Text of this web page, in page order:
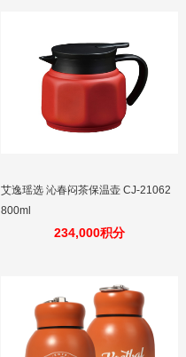
艾逸瑶选 沁春闷茶保温壶 CJ-21062
800ml
234,000积分